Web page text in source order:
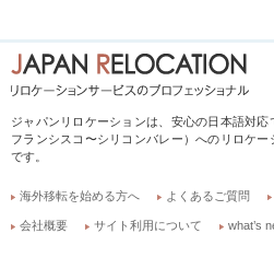
ジャパンリロケーションは、安心の日本語対
フランシスコ〜シリコンバレー）へのリロケ
です。
海外移転を始める方へ よくあるご質問
会社概要 サイト利用について what’s